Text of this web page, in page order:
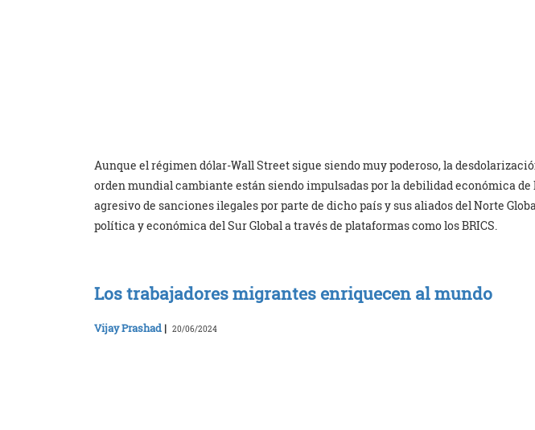
Aunque el régimen dólar-Wall Street sigue siendo muy poderoso, la
orden mundial cambiante están siendo impulsadas por la debilidad económica de
agresivo de sanciones ilegales por parte de dicho país y sus aliados del Norte
política y económica del Sur Global a través de plataformas como los BRICS.
Los trabajadores migrantes enriquecen al mundo
Vijay Prashad | 20/06/2024